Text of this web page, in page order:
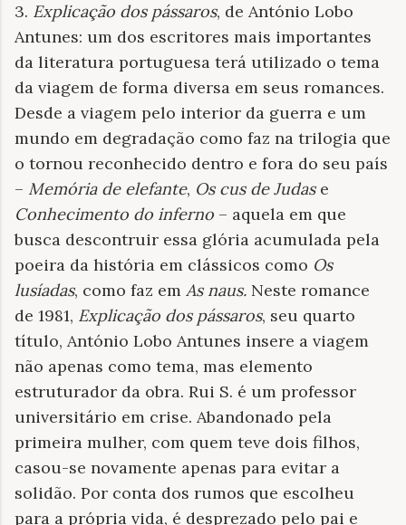
3. Explicação dos pássaros, de António Lobo
Antunes: um dos escritores mais importantes
da literatura portuguesa terá utilizado o tema
da viagem de forma diversa em seus romances.
Desde a viagem pelo interior da guerra e um
mundo em degradação como faz na trilogia que
o tornou reconhecido dentro e fora do seu país
– Memória de elefante, Os cus de Judas e
Conhecimento do inferno – aquela em que
busca descontruir essa glória acumulada pela
poeira da história em clássicos como Os
lusíadas, como faz em As naus. Neste romance
de 1981, Explicação dos pássaros, seu quarto
título, António Lobo Antunes insere a viagem
não apenas como tema, mas elemento
estruturador da obra. Rui S. é um professor
universitário em crise. Abandonado pela
primeira mulher, com quem teve dois filhos,
casou-se novamente apenas para evitar a
solidão. Por conta dos rumos que escolheu
para a própria vida, é desprezado pelo pai e